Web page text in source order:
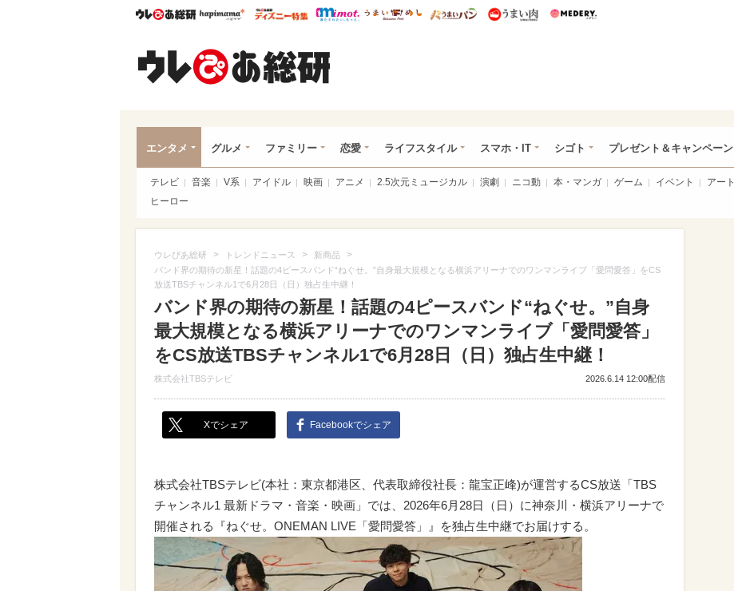
ウレぴあ総研ハピママ* ウレぴあ総研 ディズニー特集
mimot. うまいめし うまいパン うまい肉
エンタメ グルメ ファミリー 恋愛 ライフスタイル スマホ・IT シゴト プレゼント＆キャンペーン
テレビ 音楽 V系 アイドル 映画 アニメ 2.5次元ミュージカル 演劇 ニコ動 本・マンガ ゲーム イベント アート
ヒーロー
ウレぴあ総研 > トレンドニュース > 新商品 >
バンド界の期待の新星！話題の4ピースバンド“ねぐせ。”自身最大規模となる横浜アリーナでのワンマンライブ「愛問愛答」をCS
放送TBSチャンネル1で6月28日（日）独占生中継！
バンド界の期待の新星！話題の4ピースバンド“ねぐせ。”自身
最大規模となる横浜アリーナでのワンマンライブ「愛問愛答」
をCS放送TBSチャンネル1で6月28日（日）独占生中継！
株式会社TBSテレビ 2026.6.14 12:00配信
Xでシェア Facebookでシェア
株式会社TBSテレビ(本社：東京都港区、代表取締役社長：龍宝正峰)が運営するCS放送「TBS
チャンネル1 最新ドラマ・音楽・映画」では、2026年6月28日（日）に神奈川・横浜アリーナで
開催される『ねぐせ。ONEMAN LIVE「愛問愛答」』を独占生中継でお届けする。